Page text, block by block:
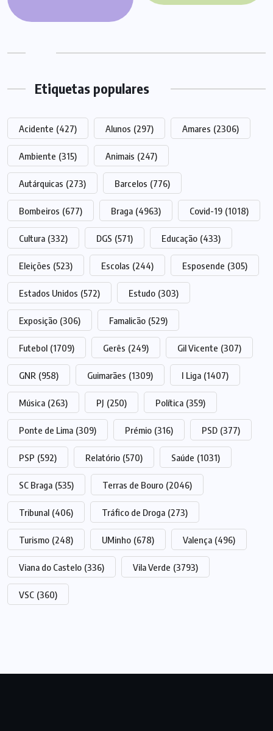
Etiquetas populares
Acidente (427) Alunos (297) Amares (2306)
Ambiente (315) Animais (247)
Autárquicas (273) Barcelos (776)
Bombeiros (677) Braga (4963) Covid-19 (1018)
Cultura (332) DGS (571) Educação (433)
Eleições (523) Escolas (244) Esposende (305)
Estados Unidos (572) Estudo (303)
Exposição (306) Famalicão (529)
Futebol (1709) Gerês (249) Gil Vicente (307)
GNR (958) Guimarães (1309) I Liga (1407)
Música (263) PJ (250) Política (359)
Ponte de Lima (309) Prémio (316) PSD (377)
PSP (592) Relatório (570) Saúde (1031)
SC Braga (535) Terras de Bouro (2046)
Tribunal (406) Tráfico de Droga (273)
Turismo (248) UMinho (678) Valença (496)
Viana do Castelo (336) Vila Verde (3793)
VSC (360)